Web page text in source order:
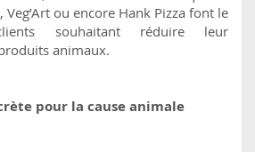
ou encore Hank Pizza font le
souhaitant réduire leur
animaux.
pour la cause animale